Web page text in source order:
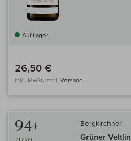
Auf Lager
26,50 €
inkl. MwSt, zzgl. Versand
94+ Bergkirchner
Grüner